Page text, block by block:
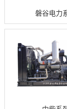
磐谷电力